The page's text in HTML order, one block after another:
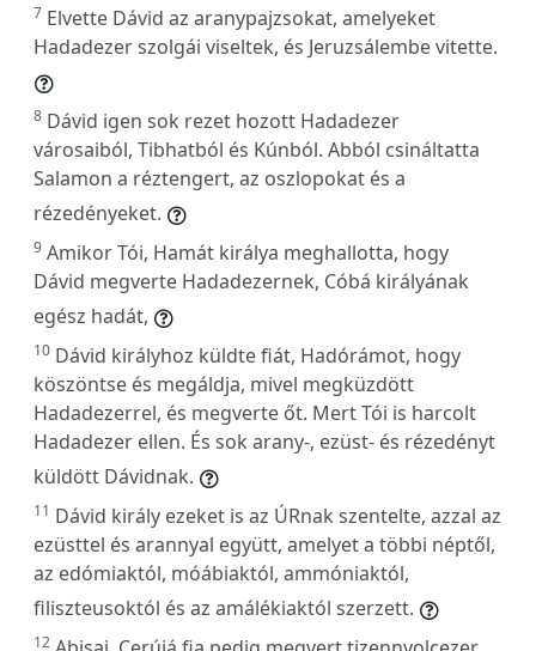
7 Elvette Dávid az aranypajzsokat, amelyeket
Hadadezer szolgái viseltek, és Jeruzsálembe vitette.
8 Dávid igen sok rezet hozott Hadadezer
városaiból, Tibhatból és Kúnból. Abból csináltatta
Salamon a réztengert, az oszlopokat és a
rézedényeket.
9 Amikor Tói, Hamát királya meghallotta, hogy
Dávid megverte Hadadezernek, Cóbá királyának
egész hadát,
10 Dávid királyhoz küldte fiát, Hadórámot, hogy
köszöntse és megáldja, mivel megküzdött
Hadadezerrel, és megverte őt. Mert Tói is harcolt
Hadadezer ellen. És sok arany-, ezüst- és rézedényt
küldött Dávidnak.
11 Dávid király ezeket is az ÚRnak szentelte, azzal az
ezüsttel és arannyal együtt, amelyet a többi néptől,
az edómiaktól, móábiaktól, ammóniaktól,
filiszteusoktól és az amálékiaktól szerzett.
12